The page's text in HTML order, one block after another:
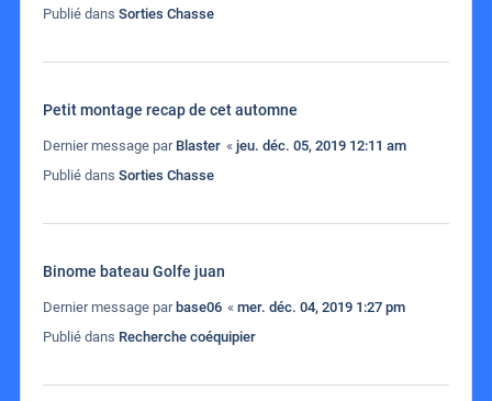
Publié dans Sorties Chasse
Petit montage recap de cet automne
Dernier message par Blaster « jeu. déc. 05, 2019 12:11 am
Publié dans Sorties Chasse
Binome bateau Golfe juan
Dernier message par base06 « mer. déc. 04, 2019 1:27 pm
Publié dans Recherche coéquipier